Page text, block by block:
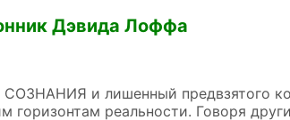
Дэвида Лоффа
и лишенный предвзятого
горизонтам реальности. Говоря